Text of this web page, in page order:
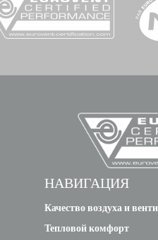
НАВИГАЦИЯ
Качество воздуха и
Тепловой комфорт